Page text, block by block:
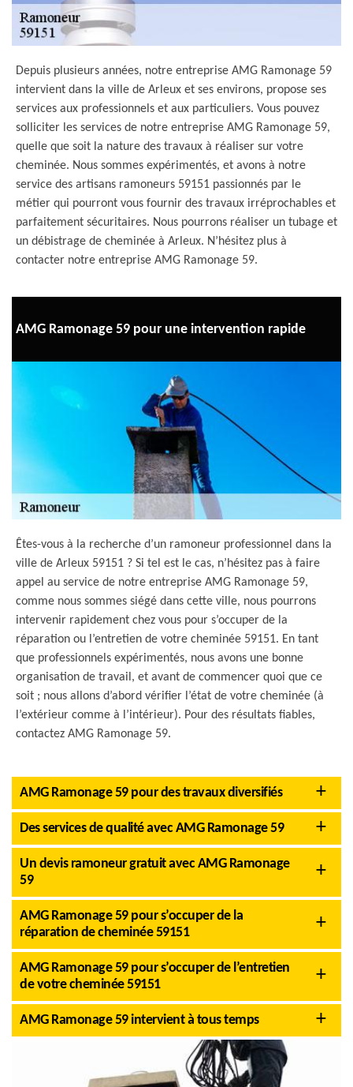
Depuis plusieurs années, notre entreprise AMG Ramonage 59
intervient dans la ville de Arleux et ses environs, propose ses
services aux professionnels et aux particuliers. Vous pouvez
solliciter les services de notre entreprise AMG Ramonage 59,
quelle que soit la nature des travaux à réaliser sur votre
cheminée. Nous sommes expérimentés, et avons à notre
service des artisans ramoneurs 59151 passionnés par le
métier qui pourront vous fournir des travaux irréprochables et
parfaitement sécuritaires. Nous pourrons réaliser un tubage et
un débistrage de cheminée à Arleux. N’hésitez plus à
contacter notre entreprise AMG Ramonage 59.
AMG Ramonage 59 pour une intervention rapide
Êtes-vous à la recherche d’un ramoneur professionnel dans la
ville de Arleux 59151 ? Si tel est le cas, n’hésitez pas à faire
appel au service de notre entreprise AMG Ramonage 59,
comme nous sommes siégé dans cette ville, nous pourrons
intervenir rapidement chez vous pour s’occuper de la
réparation ou l’entretien de votre cheminée 59151. En tant
que professionnels expérimentés, nous avons une bonne
organisation de travail, et avant de commencer quoi que ce
soit ; nous allons d’abord vérifier l’état de votre cheminée (à
l’extérieur comme à l’intérieur). Pour des résultats fiables,
contactez AMG Ramonage 59.
AMG Ramonage 59 pour des travaux diversifiés
Des services de qualité avec AMG Ramonage 59
Un devis ramoneur gratuit avec AMG Ramonage
59
AMG Ramonage 59 pour s’occuper de la
réparation de cheminée 59151
AMG Ramonage 59 pour s’occuper de l’entretien
de votre cheminée 59151
AMG Ramonage 59 intervient à tous temps